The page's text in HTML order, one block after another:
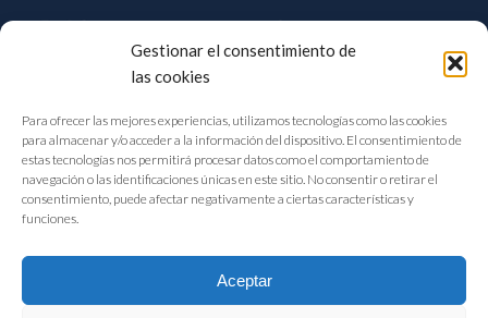
Gestionar el consentimiento de
las cookies
Para ofrecer las mejores experiencias, utilizamos tecnologías como las cookies
para almacenar y/o acceder a la información del dispositivo. El consentimiento de
estas tecnologías nos permitirá procesar datos como el comportamiento de
navegación o las identificaciones únicas en este sitio. No consentir o retirar el
consentimiento, puede afectar negativamente a ciertas características y
funciones.
Aceptar